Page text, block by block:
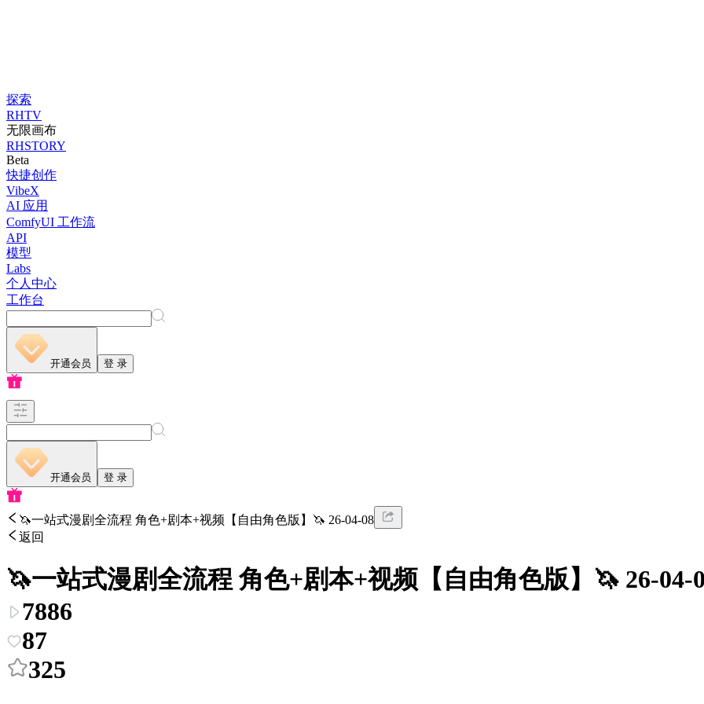
探索
RHTV
无限画布
RHSTORY
Beta
快捷创作
VibeX
AI 应用
ComfyUI 工作流
API
模型
Labs
个人中心
工作台
开通会员 登 录
开通会员 登 录
🦄一站式漫剧全流程 角色+剧本+视频【自由角色版】🦄 26-04-08
返回
🦄一站式漫剧全流程 角色+剧本+视频【自由角色版】🦄 26-04-
7886
87
325